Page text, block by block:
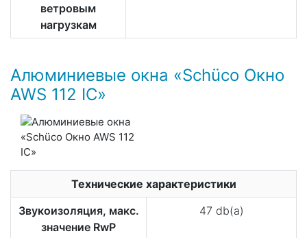
ветровым
нагрузкам
Алюминиевые окна «Schüco Окно
AWS 112 IC»
Технические характеристики
Звукоизоляция, макс.
значение RwP
47 db(a)